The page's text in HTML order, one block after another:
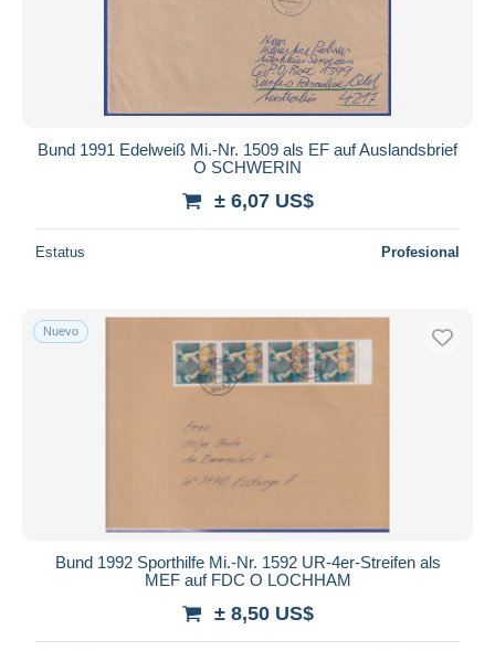
Bund 1991 Edelweiß Mi.-Nr. 1509 als EF auf Auslandsbrief
O SCHWERIN
± 6,07 US$
Estatus Profesional
Nuevo
Bund 1992 Sporthilfe Mi.-Nr. 1592 UR-4er-Streifen als
MEF auf FDC O LOCHHAM
± 8,50 US$